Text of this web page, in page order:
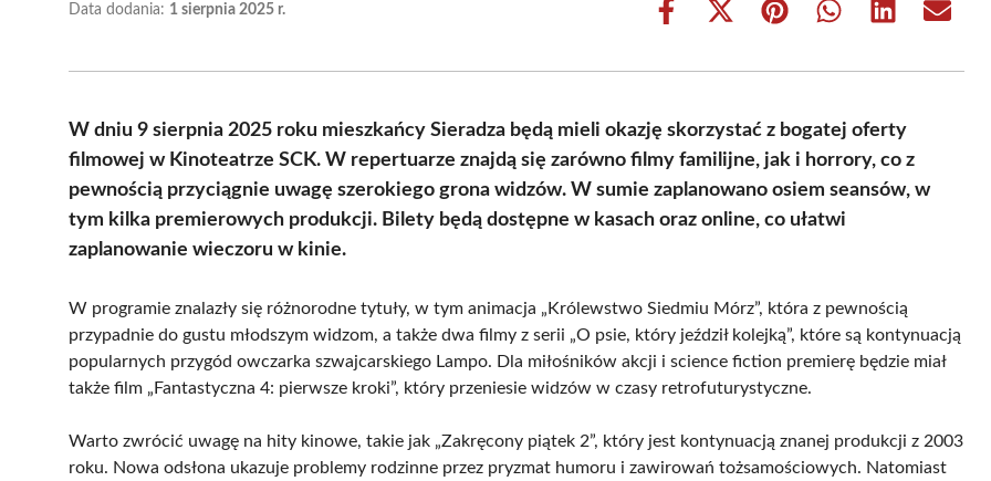
Data dodania: 1 sierpnia 2025 r.
Share
Share
(Twitter)
Share Share Share Share
W dniu 9 sierpnia 2025 roku mieszkańcy Sieradza będą mieli okazję skorzystać z bogatej oferty
filmowej w Kinoteatrze SCK. W repertuarze znajdą się zarówno filmy familijne, jak i horrory, co z
pewnością przyciągnie uwagę szerokiego grona widzów. W sumie zaplanowano osiem seansów, w
tym kilka premierowych produkcji. Bilety będą dostępne w kasach oraz online, co ułatwi
zaplanowanie wieczoru w kinie.
W programie znalazły się różnorodne tytuły, w tym animacja „Królewstwo Siedmiu Mórz”, która z pewnością
przypadnie do gustu młodszym widzom, a także dwa filmy z serii „O psie, który jeździł kolejką”, które są kontynuacją
popularnych przygód owczarka szwajcarskiego Lampo. Dla miłośników akcji i science fiction premierę będzie miał
także film „Fantastyczna 4: pierwsze kroki”, który przeniesie widzów w czasy retrofuturystyczne.
Warto zwrócić uwagę na hity kinowe, takie jak „Zakręcony piątek 2”, który jest kontynuacją znanej produkcji z 2003
roku. Nowa odsłona ukazuje problemy rodzinne przez pryzmat humoru i zawirowań tożsamościowych. Natomiast